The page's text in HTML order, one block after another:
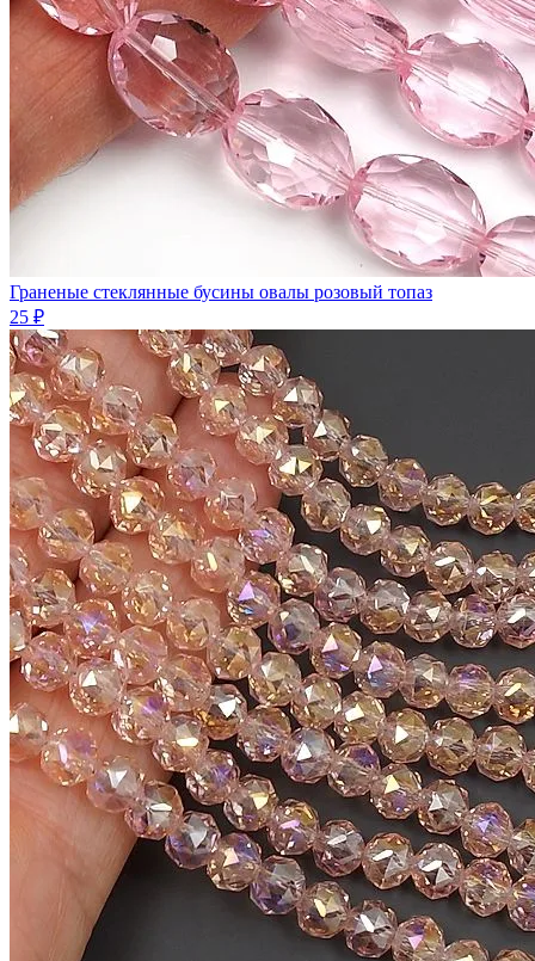
Граненые стеклянные бусины овалы розовый топаз
25 ₽